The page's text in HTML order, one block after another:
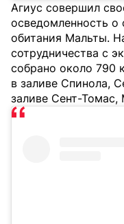
Агиус совершил
осведомленность
обитания Мальты.
сотрудничества с
собрано около 790
в заливе Спинола,
заливе Сент-Томас,